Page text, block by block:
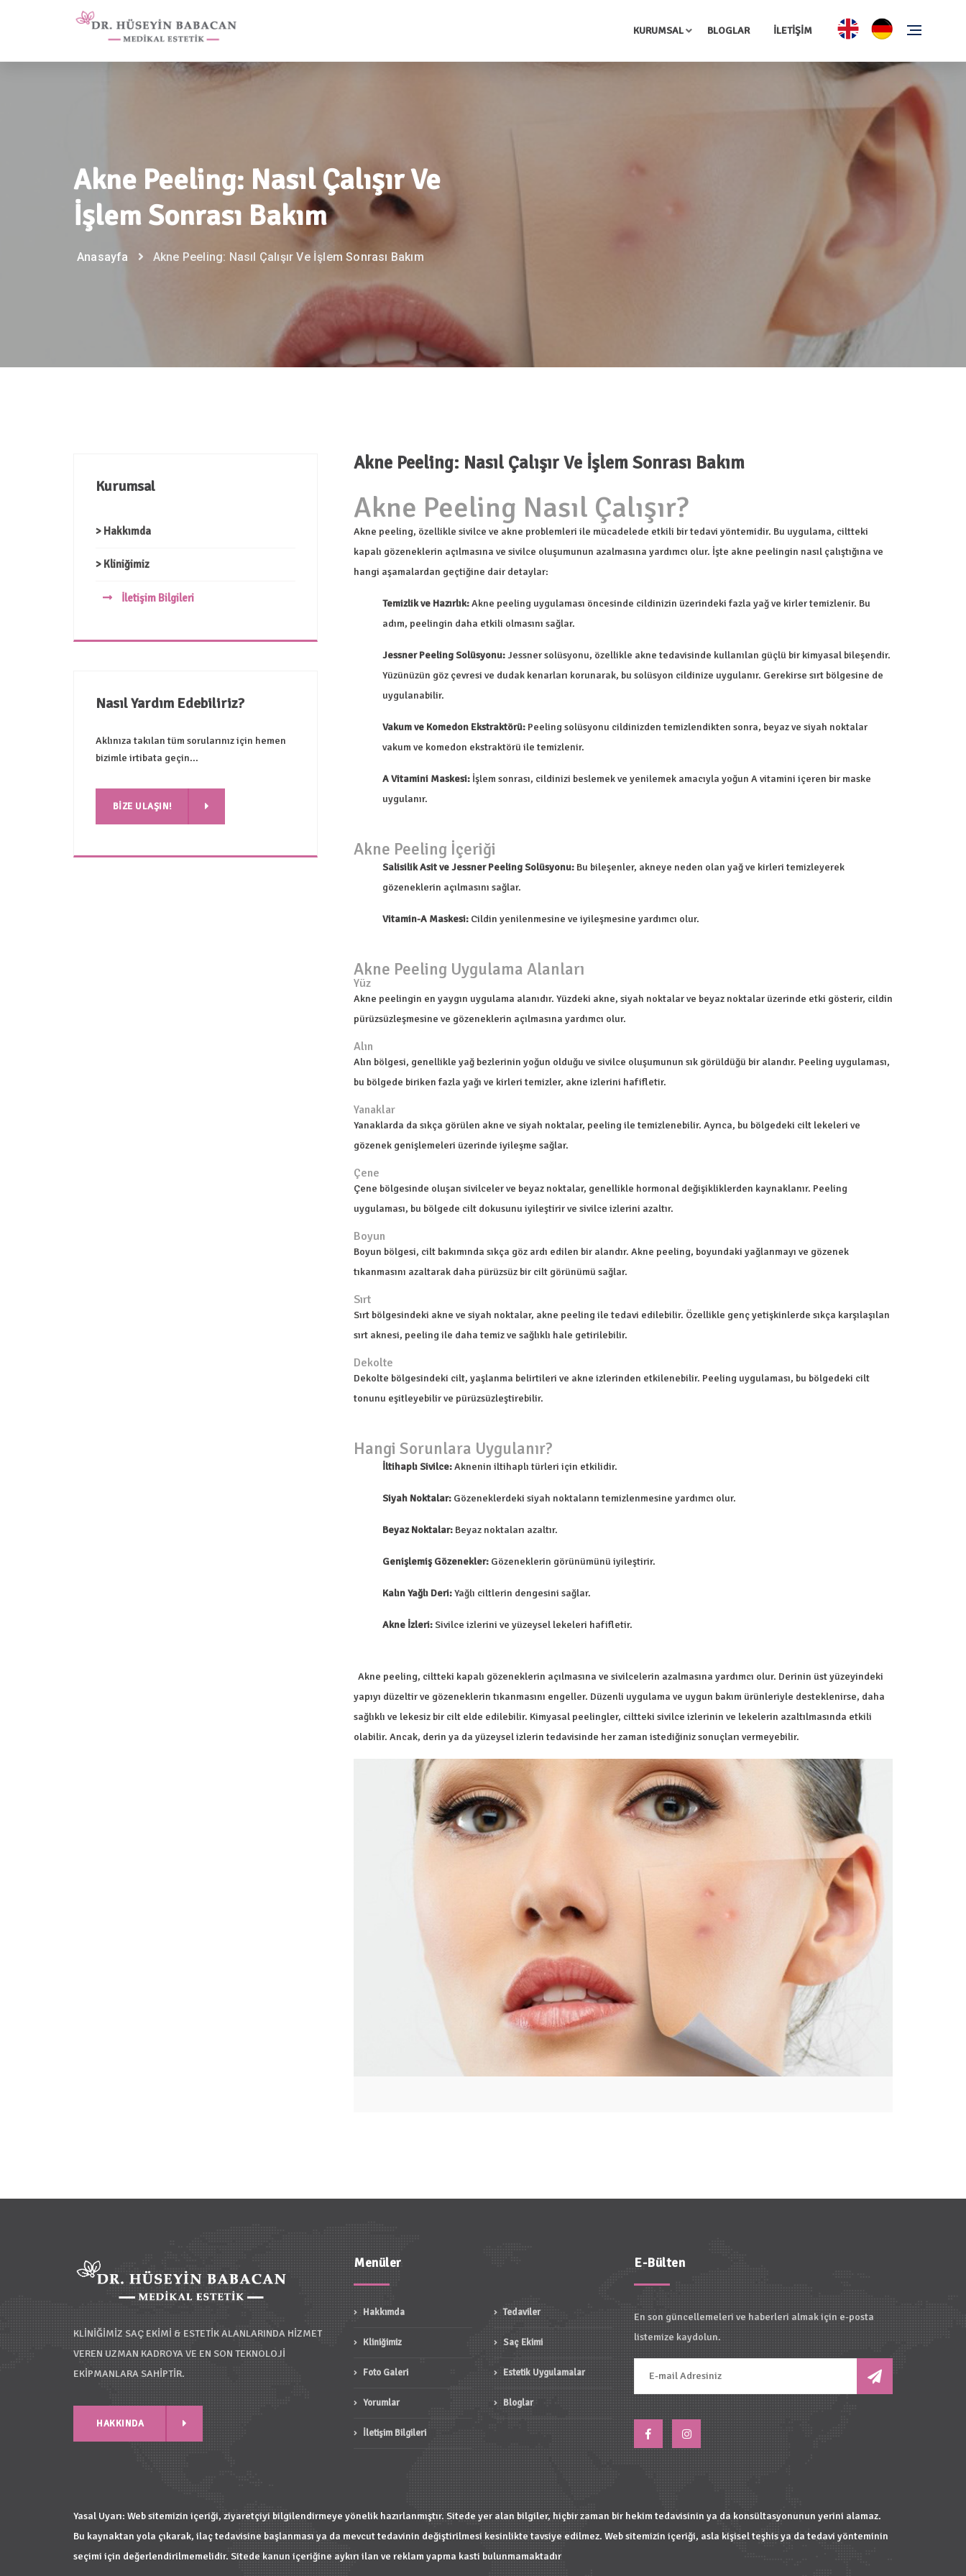
KURUMSAL BLOGLAR İLETİŞİM
Akne Peeling: Nasıl Çalışır Ve
İşlem Sonrası Bakım
Anasayfa Akne Peeling: Nasıl Çalışır Ve İşlem Sonrası Bakım
Kurumsal
> Hakkımda
> Kliniğimiz
İletişim Bilgileri
Nasıl Yardım Edebiliriz?
Aklınıza takılan tüm sorularınız için hemen
bizimle irtibata geçin...
BIZE ULAŞIN!
Akne Peeling: Nasıl Çalışır Ve İşlem Sonrası Bakım
Akne Peeling Nasıl Çalışır?
Akne peeling, özellikle sivilce ve akne problemleri ile mücadelede etkili bir tedavi yöntemidir. Bu uygulama, ciltteki
kapalı gözeneklerin açılmasına ve sivilce oluşumunun azalmasına yardımcı olur. İşte akne peelingin nasıl çalıştığına ve
hangi aşamalardan geçtiğine dair detaylar:
Temizlik ve Hazırlık:Akne peeling uygulaması öncesinde cildinizin üzerindeki fazla yağ ve kirler temizlenir. Bu
adım, peelingin daha etkili olmasını sağlar.
Jessner Peeling Solüsyonu:Jessner solüsyonu, özellikle akne tedavisinde kullanılan güçlü bir kimyasal bileşendir.
Yüzünüzün göz çevresi ve dudak kenarları korunarak, bu solüsyon cildinize uygulanır. Gerekirse sırt bölgesine de
uygulanabilir.
Vakum ve Komedon Ekstraktörü: Peeling solüsyonu cildinizden temizlendikten sonra, beyaz ve siyah noktalar
vakum ve komedon ekstraktörü ile temizlenir.
A Vitamini Maskesi: İşlem sonrası, cildinizi beslemek ve yenilemek amacıyla yoğun A vitamini içeren bir maske
uygulanır.
Akne Peeling İçeriği
Salisilik Asit ve Jessner Peeling Solüsyonu: Bu bileşenler, akneye neden olan yağ ve kirleri temizleyerek
gözeneklerin açılmasını sağlar.
Vitamin-A Maskesi: Cildin yenilenmesine ve iyileşmesine yardımcı olur.
Akne Peeling Uygulama Alanları
Yüz
Akne peelingin en yaygın uygulama alanıdır. Yüzdeki akne, siyah noktalar ve beyaz noktalar üzerinde etki gösterir, cildin
pürüzsüzleşmesine ve gözeneklerin açılmasına yardımcı olur.
Alın
Alın bölgesi, genellikle yağ bezlerinin yoğun olduğu ve sivilce oluşumunun sık görüldüğü bir alandır. Peeling uygulaması,
bu bölgede biriken fazla yağı ve kirleri temizler, akne izlerini hafifletir.
Yanaklar
Yanaklarda da sıkça görülen akne ve siyah noktalar, peeling ile temizlenebilir. Ayrıca, bu bölgedeki cilt lekeleri ve
gözenek genişlemeleri üzerinde iyileşme sağlar.
Çene
Çene bölgesinde oluşan sivilceler ve beyaz noktalar, genellikle hormonal değişikliklerden kaynaklanır. Peeling
uygulaması, bu bölgede cilt dokusunu iyileştirir ve sivilce izlerini azaltır.
Boyun
Boyun bölgesi, cilt bakımında sıkça göz ardı edilen bir alandır. Akne peeling, boyundaki yağlanmayı ve gözenek
tıkanmasını azaltarak daha pürüzsüz bir cilt görünümü sağlar.
Sırt
Sırt bölgesindeki akne ve siyah noktalar, akne peeling ile tedavi edilebilir. Özellikle genç yetişkinlerde sıkça karşılaşılan
sırt aknesi, peeling ile daha temiz ve sağlıklı hale getirilebilir.
Dekolte
Dekolte bölgesindeki cilt, yaşlanma belirtileri ve akne izlerinden etkilenebilir. Peeling uygulaması, bu bölgedeki cilt
tonunu eşitleyebilir ve pürüzsüzleştirebilir.
Hangi Sorunlara Uygulanır?
İltihaplı Sivilce:Aknenin iltihaplı türleri için etkilidir.
Siyah Noktalar: Gözeneklerdeki siyah noktaların temizlenmesine yardımcı olur.
Beyaz Noktalar: Beyaz noktaları azaltır.
Genişlemiş Gözenekler: Gözeneklerin görünümünü iyileştirir.
Kalın Yağlı Deri:Yağlı ciltlerin dengesini sağlar.
Akne İzleri: Sivilce izlerini ve yüzeysel lekeleri hafifletir.
Akne peeling, ciltteki kapalı gözeneklerin açılmasına ve sivilcelerin azalmasına yardımcı olur. Derinin üst yüzeyindeki
yapıyı düzeltir ve gözeneklerin tıkanmasını engeller. Düzenli uygulama ve uygun bakım ürünleriyle desteklenirse, daha
sağlıklı ve lekesiz bir cilt elde edilebilir. Kimyasal peelingler, ciltteki sivilce izlerinin ve lekelerin azaltılmasında etkili
olabilir. Ancak, derin ya da yüzeysel izlerin tedavisinde her zaman istediğiniz sonuçları vermeyebilir.
KLİNİĞİMİZ SAÇ EKİMİ & ESTETİK ALANLARINDA HİZMET
VEREN UZMAN KADROYA VE EN SON TEKNOLOJİ
EKİPMANLARA SAHİPTİR.
HAKKINDA
Menüler
Hakkımda
Kliniğimiz
Foto Galeri
Yorumlar
İletişim Bilgileri
Tedaviler
Saç Ekimi
Estetik Uygulamalar
Bloglar
E-Bülten
En son güncellemeleri ve haberleri almak için e-posta
listemize kaydolun.
Yasal Uyarı: Web sitemizin içeriği, ziyaretçiyi bilgilendirmeye yönelik hazırlanmıştır. Sitede yer alan bilgiler, hiçbir zaman bir hekim tedavisinin ya da konsültasyonunun yerini alamaz.
Bu kaynaktan yola çıkarak, ilaç tedavisine başlanması ya da mevcut tedavinin değiştirilmesi kesinlikte tavsiye edilmez. Web sitemizin içeriği, asla kişisel teşhis ya da tedavi yönteminin
seçimi için değerlendirilmemelidir. Sitede kanun içeriğine aykırı ilan ve reklam yapma kasti bulunmamaktadır